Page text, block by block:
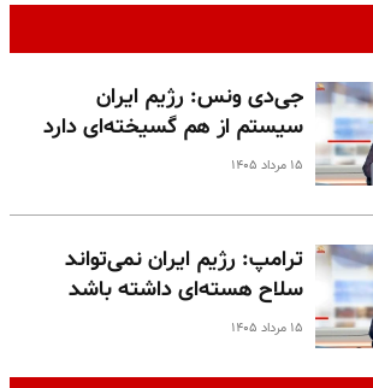
جی‌دی ونس: رژیم ایران
سیستم از هم گسیخته‌ای دارد
۱۵ مرداد ۱۴۰۵
ترامپ: رژیم ایران نمی‌تواند
سلاح هسته‌ای داشته باشد
۱۵ مرداد ۱۴۰۵